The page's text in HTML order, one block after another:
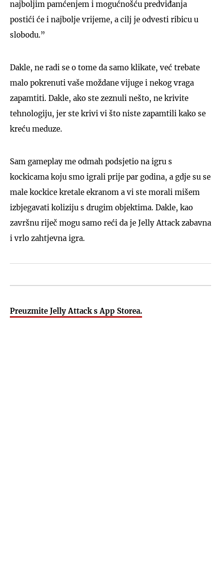
najboljim pamćenjem i mogućnošću predviđanja
postići će i najbolje vrijeme, a cilj je odvesti ribicu u
slobodu.”
Dakle, ne radi se o tome da samo klikate, već trebate
malo pokrenuti vaše moždane vijuge i nekog vraga
zapamtiti. Dakle, ako ste zeznuli nešto, ne krivite
tehnologiju, jer ste krivi vi što niste zapamtili kako se
kreću meduze.
Sam gameplay me odmah podsjetio na igru s
kockicama koju smo igrali prije par godina, a gdje su se
male kockice kretale ekranom a vi ste morali mišem
izbjegavati koliziju s drugim objektima. Dakle, kao
završnu riječ mogu samo reći da je Jelly Attack zabavna
i vrlo zahtjevna igra.
Preuzmite Jelly Attack s App Storea.